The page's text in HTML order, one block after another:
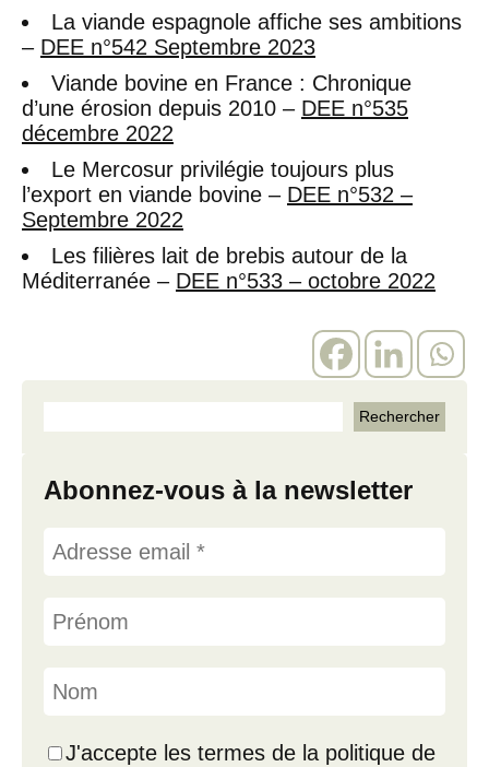
La viande espagnole affiche ses ambitions
– DEE n°542 Septembre 2023
Viande bovine en France : Chronique
d’une érosion depuis 2010 – DEE n°535
décembre 2022
Le Mercosur privilégie toujours plus
l’export en viande bovine – DEE n°532 –
Septembre 2022
Les filières lait de brebis autour de la
Méditerranée – DEE n°533 – octobre 2022
Abonnez-vous à la newsletter
J'accepte les termes de la politique de